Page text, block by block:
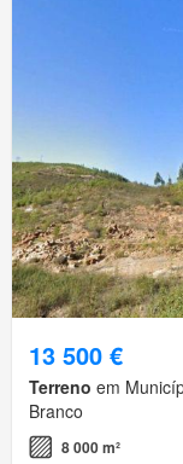
13 500 €
Terreno em
Branco
8 000 m²